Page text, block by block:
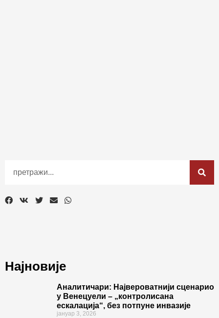
Најновије
Аналитичари: Највероватнији сценарио
у Венецуели – „контролисана
ескалација“, без потпуне инвазије
јануар 3, 2026